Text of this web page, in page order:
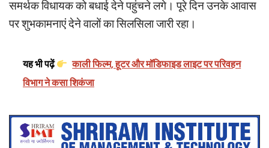
समर्थक विधायक को बधाई देने पहुंचने लगे। पूरे दिन उनके आवास
पर शुभकामनाएं देने वालों का सिलसिला जारी रहा।
यह भी पढ़ें
काली फिल्म, हूटर और मॉडिफाइड लाइट पर परिवहन
विभाग ने कसा शिकंजा